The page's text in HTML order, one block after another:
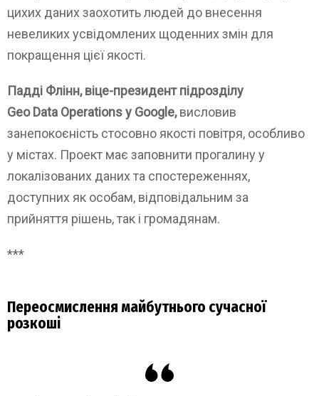
цихих даних заохотить людей до внесення
невеликих усвідомлених щоденних змін для
покращення цієї якості.
Падді Флінн, віце-президент підрозділу
Geo Data Operations у Google,висловив
занепокоєність стосовно якості повітря, особливо
у містах. Проект має заповнити прогалину у
локалізованих даних та спостереженнях,
доступних як особам, відповідальним за
прийняття рішень, так і громадянам.
***
Переосмислення майбутнього сучасної
розкоші